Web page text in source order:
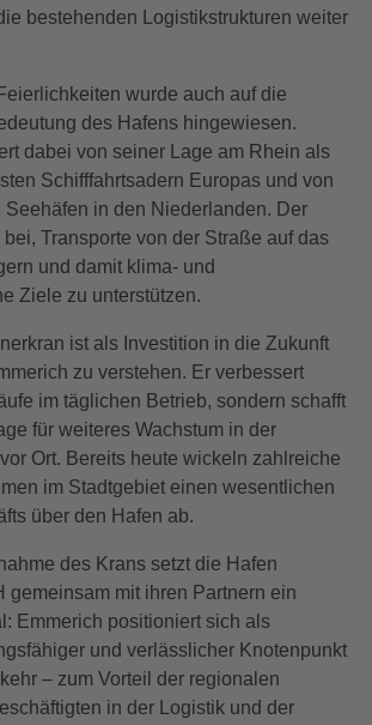
bestehenden Logistikstrukturen weiter
wurde auch auf die
des Hafens hingewiesen.
dabei von seiner Lage am Rhein als
Schifffahrtsadern Europas und von
Seehäfen in den Niederlanden. Der
bei, Transporte von der Straße auf das
und damit klima- und
Ziele zu unterstützen.
ist als Investition in die Zukunft
zu verstehen. Er verbessert
im täglichen Betrieb, sondern schafft
für weiteres Wachstum in der
Ort. Bereits heute wickeln zahlreiche
im Stadtgebiet einen wesentlichen
über den Hafen ab.
des Krans setzt die Hafen
gemeinsam mit ihren Partnern ein
Emmerich positioniert sich als
und verlässlicher Knotenpunkt
– zum Vorteil der regionalen
in der Logistik und der